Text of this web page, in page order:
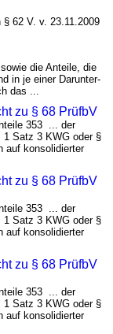
62 V. v. 23.11.2009
die Anteile, die
in je einer Darunter-
das ...
zu § 68 PrüfbV
353 ... der
1 Satz 3 KWG oder §
auf konsolidierter
zu § 68 PrüfbV
353 ... der
1 Satz 3 KWG oder §
auf konsolidierter
zu § 68 PrüfbV
353 ... der
1 Satz 3 KWG oder §
auf konsolidierter